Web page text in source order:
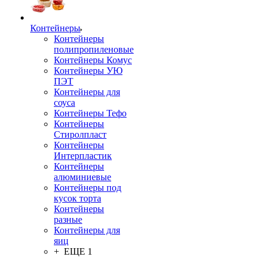
Контейнеры
Контейнеры
полипропиленовые
Контейнеры Комус
Контейнеры УЮ
ПЭТ
Контейнеры для
соуса
Контейнеры Тефо
Контейнеры
Стиролпласт
Контейнеры
Интерпластик
Контейнеры
алюминиевые
Контейнеры под
кусок торта
Контейнеры
разные
Контейнеры для
яиц
+ ЕЩЕ 1